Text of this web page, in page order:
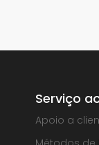
Serviço
Apoio a